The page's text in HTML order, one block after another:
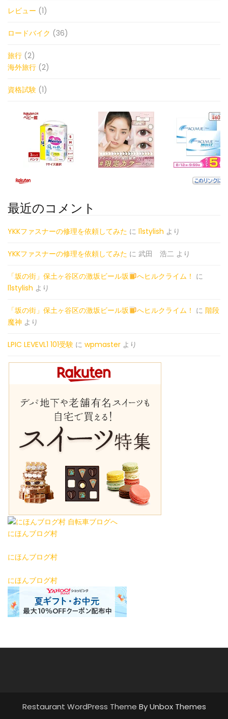
レビュー (1)
ロードバイク (36)
旅行 (2)
海外旅行 (2)
資格試験 (1)
最近のコメント
YKKファスナーの修理を依頼してみた に l1stylish より
YKKファスナーの修理を依頼してみた に 武田 浩二 より
「坂の街」保土ヶ谷区の激坂ビール坂 へヒルクライム！ に
l1stylish より
「坂の街」保土ヶ谷区の激坂ビール坂 へヒルクライム！ に 階段
魔神 より
LPIC LEVEVL1 101受験 に wpmaster より
にほんブログ村
にほんブログ村
にほんブログ村
Restaurant WordPress Theme By Unbox Themes